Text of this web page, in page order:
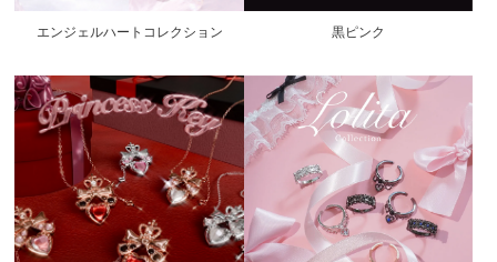
エンジェルハートコレクション 黒ピンク